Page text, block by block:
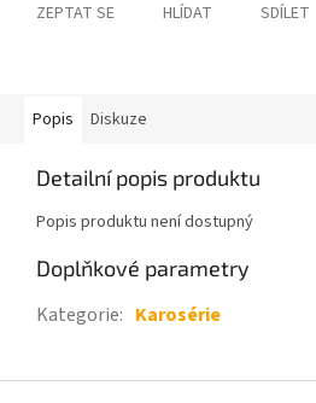
ZEPTAT SE HLÍDAT SDÍLET
Popis Diskuze
Detailní popis produktu
Popis produktu není dostupný
Doplňkové parametry
Kategorie: Karosérie